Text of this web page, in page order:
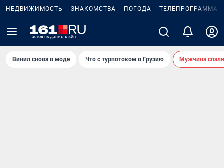
НЕДВИЖИМОСТЬ ЗНАКОМСТВА ПОГОДА ТЕЛЕПРОГРАММА
Винил снова в моде Что с турпотоком в Грузию Мужчина